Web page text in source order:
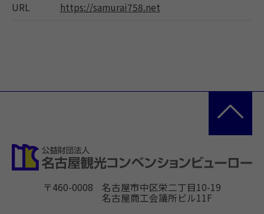
URL
https://samurai758.net
〒460-0008 名古屋市中区栄二丁目10-19
名古屋商工会議所ビル11F